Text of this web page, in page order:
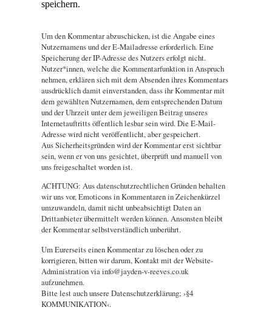
speichern.
Um den Kommentar abzuschicken, ist die Angabe eines
Nutzernamens und der E-Mailadresse erforderlich. Eine
Speicherung der IP-Adresse des Nutzers erfolgt nicht.
Nutzer*innen, welche die Kommentarfunktion in Anspruch
nehmen, erklären sich mit dem Absenden ihres Kommentars
ausdrücklich damit einverstanden, dass ihr Kommentar mit
dem gewählten Nutzernamen, dem entsprechenden Datum
und der Uhrzeit unter dem jeweiligen Beitrag unseres
Internetauftritts öffentlich lesbar sein wird. Die E-Mail-
Adresse wird nicht veröffentlicht, aber gespeichert.
Aus Sicherheitsgründen wird der Kommentar erst sichtbar
sein, wenn er von uns gesichtet, überprüft und manuell von
uns freigeschaltet worden ist.
ACHTUNG: Aus datenschutzrechtlichen Gründen behalten
wir uns vor, Emoticons in Kommentaren in Zeichenkürzel
umzuwandeln, damit nicht unbeabsichtigt Daten an
Drittanbieter übermittelt werden können. Ansonsten bleibt
der Kommentar selbstverständlich unberührt.
Um Eurerseits einen Kommentar zu löschen oder zu
korrigieren, bitten wir darum, Kontakt mit der Website-
Administration via info@jayden-v-reeves.co.uk
aufzunehmen.
Bitte lest auch unsere Datenschutzerklärung; ›§4
KOMMUNIKATION‹.